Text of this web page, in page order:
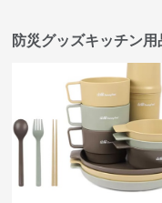
防災グッズキッチン